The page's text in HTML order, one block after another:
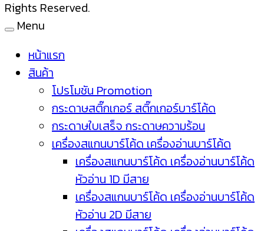
Rights Reserved.
Menu
หน้าแรก
สินค้า
โปรโมชัน Promotion
กระดาษสติ๊กเกอร์ สติ๊กเกอร์บาร์โค้ด
กระดาษใบเสร็จ กระดาษความร้อน
เครื่องสแกนบาร์โค้ด เครื่องอ่านบาร์โค้ด
เครื่องสแกนบาร์โค้ด เครื่องอ่านบาร์โค้ด
หัวอ่าน 1D มีสาย
เครื่องสแกนบาร์โค้ด เครื่องอ่านบาร์โค้ด
หัวอ่าน 2D มีสาย